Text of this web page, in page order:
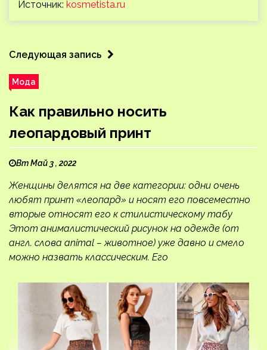
Источник: kosmetista.ru
Следующая запись
Мода
Как правильно носить
леопардовый принт
Вт Май 3 , 2022
Женщины делятся на две категории: одни очень
любят принт «леопард» и носят его повсеместно
вторые относят его к стилистическому табу
Этот анималистический рисунок на одежде (от
англ. слова animal – животное) уже давно и смело
можно назвать классическим. Его